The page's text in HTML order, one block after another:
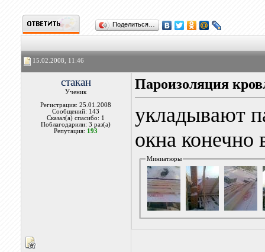
Поделиться…
15.02.2008, 11:46
стакан
Ученик
Регистрация: 25.01.2008
Сообщений: 143
Сказал(а) спасибо: 1
Поблагодарили: 3 раз(а)
Репутация: 193
Пароизоляция
укладывают
окна конечно
Миниатюры